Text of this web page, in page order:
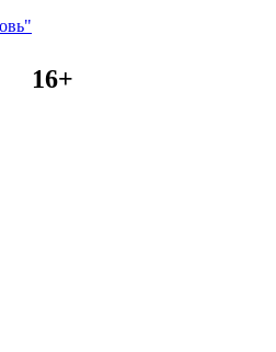
16+